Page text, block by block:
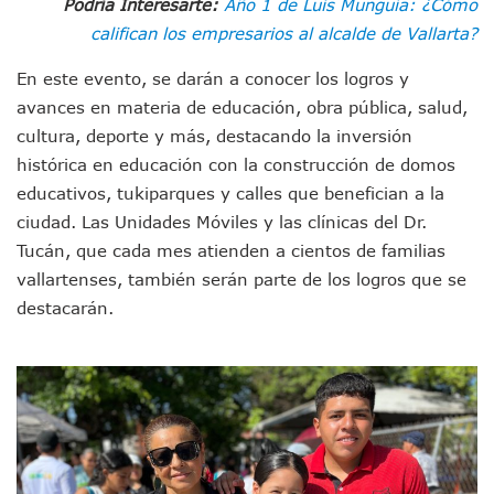
“Kato” Supera El Abandono Y Comienza Una Nueva Vida
México Necesitaba 600 Mil Empleos; Solo Generó 262 Mil
Munguía Es El Sexto Mejor Alcalde De Jalisco, Según
ATM Incorpora 20 Nuevos Camiones Al Corredor Bahía
Colectivos Piden A Lemus Más Ministerios Públicos Para
Avenida Federación En Puerto Vallarta Registra 80% De
Mercado Vallarta Incluye Reúne A Emprendedores Locales
Morenistas Imparten Taller En Puerto Vallarta
CEDHJ Señala Violaciones A Derechos De Víctima De
Ayutla Bajo Investigación Tras Reporte De Posible
Entregan Aparato Auditivo A Don Juan Ramírez En Puerto
Juan Carlos Castro Realiza Asamblea Informativa En La
Huracán En Formación Podría Generar Oleaje Elevado En
Viajar A Puerto Vallarta Este Verano Puede Costar Hasta
Buscan Reducir Riesgos Por Cocodrilos En Playas De
Podría Interesarte: Año 1 de Luis Munguía: ¿Cómo
califican los empresarios al alcalde de Vallarta?
En este evento, se darán a conocer los logros y
avances en materia de educación, obra pública, salud,
cultura, deporte y más, destacando la inversión
histórica en educación con la construcción de domos
educativos, tukiparques y calles que benefician a la
ciudad. Las Unidades Móviles y las clínicas del Dr.
Tucán, que cada mes atienden a cientos de familias
vallartenses, también serán parte de los logros que se
destacarán.